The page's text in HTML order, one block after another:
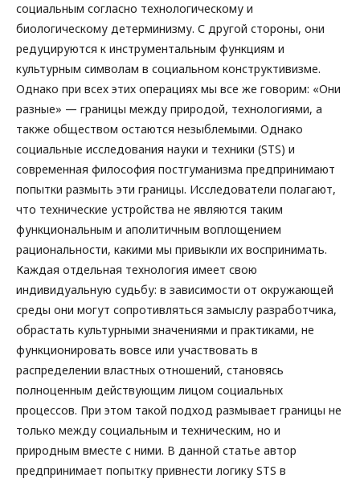
социальным согласно технологическому и
биологическому детерминизму. С другой стороны, они
редуцируются к инструментальным функциям и
культурным символам в социальном конструктивизме.
Однако при всех этих операциях мы все же говорим: «Они
разные» — границы между природой, технологиями, а
также обществом остаются незыблемыми. Однако
социальные исследования науки и техники (STS) и
современная философия постгуманизма предпринимают
попытки размыть эти границы. Исследователи полагают,
что технические устройства не являются таким
функциональным и аполитичным воплощением
рациональности, какими мы привыкли их воспринимать.
Каждая отдельная технология имеет свою
индивидуальную судьбу: в зависимости от окружающей
среды они могут сопротивляться замыслу разработчика,
обрастать культурными значениями и практиками, не
функционировать вовсе или участвовать в
распределении властных отношений, становясь
полноценным действующим лицом социальных
процессов. При этом такой подход размывает границы не
только между социальным и техническим, но и
природным вместе с ними. В данной статье автор
предпринимает попытку привнести логику STS в